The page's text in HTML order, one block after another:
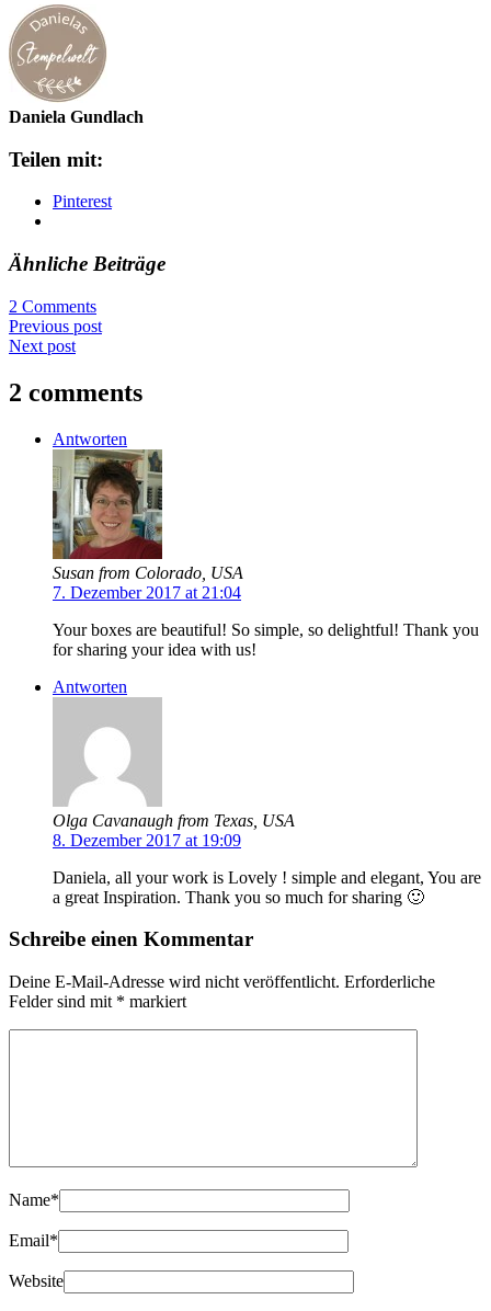
Daniela Gundlach
Teilen mit:
Pinterest
Ähnliche Beiträge
2 Comments
Previous post
Next post
2 comments
Antworten
Susan from Colorado, USA
7. Dezember 2017 at 21:04
Your boxes are beautiful! So simple, so delightful! Thank you
for sharing your idea with us!
Antworten
Olga Cavanaugh from Texas, USA
8. Dezember 2017 at 19:09
Daniela, all your work is Lovely ! simple and elegant, You are
a great Inspiration. Thank you so much for sharing 🙂
Schreibe einen Kommentar
Deine E-Mail-Adresse wird nicht veröffentlicht. Erforderliche
Felder sind mit * markiert
Name*
Email*
Website